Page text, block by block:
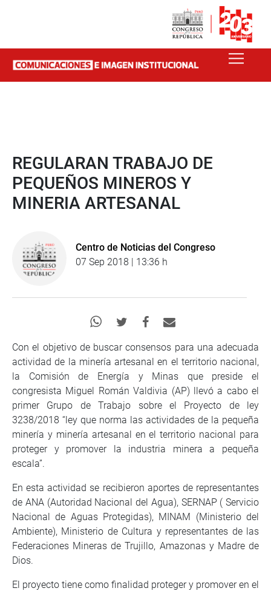
REGULARAN TRABAJO DE
PEQUEÑOS MINEROS Y
MINERIA ARTESANAL
Centro de Noticias del Congreso
07 Sep 2018 | 13:36 h
Con el objetivo de buscar consensos para una adecuada
actividad de la minería artesanal en el territorio nacional,
la Comisión de Energía y Minas que preside el
congresista Miguel Román Valdivia (AP) llevó a cabo el
primer Grupo de Trabajo sobre el Proyecto de ley
3238/2018 “ley que norma las actividades de la pequeña
minería y minería artesanal en el territorio nacional para
proteger y promover la industria minera a pequeña
escala”.
En esta actividad se recibieron aportes de representantes
de ANA (Autoridad Nacional del Agua), SERNAP ( Servicio
Nacional de Aguas Protegidas), MINAM (Ministerio del
Ambiente), Ministerio de Cultura y representantes de las
Federaciones Mineras de Trujillo, Amazonas y Madre de
Dios.
El proyecto tiene como finalidad proteger y promover en el